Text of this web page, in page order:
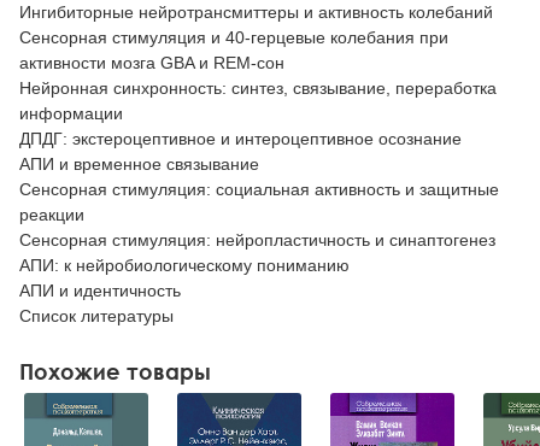
Ингибиторные нейротрансмиттеры и активность колебаний
Сенсорная стимуляция и 40-герцевые колебания при
активности мозга GBA и REM-сон
Нейронная синхронность: синтез, связывание, переработка
информации
ДПДГ: экстероцептивное и интероцептивное осознание
АПИ и временное связывание
Сенсорная стимуляция: социальная активность и защитные
реакции
Сенсорная стимуляция: нейропластичность и синаптогенез
АПИ: к нейробиологическому пониманию
АПИ и идентичность
Список литературы
Похожие товары